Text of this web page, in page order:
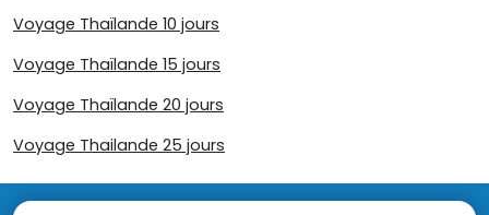
Voyage Thaïlande 10 jours
Voyage Thaïlande 15 jours
Voyage Thaïlande 20 jours
Voyage Thailande 25 jours